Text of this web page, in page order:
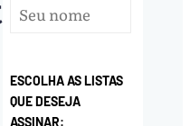
ESCOLHA AS LISTAS
QUE DESEJA
ASSINAR: